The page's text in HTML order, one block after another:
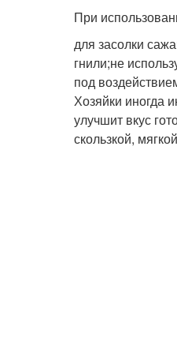
При
для засолки
гнили;не
под
Хозяйки иногда
улучшит вкус
скользкой,